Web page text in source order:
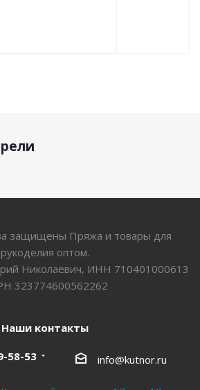
защищены Пряжа и товары для
рукоделия оптом.
Николаевич, ИНН 710401000613
323774600562262
Наши контакты
58-53 info@kutnor.ru